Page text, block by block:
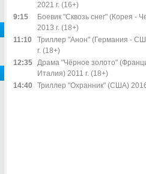
2021 г. (16+)
9:15
Боевик "Сквозь снег" (Корея -
2013 г. (18+)
11:10
Триллер "Анон" (Германия -
г. (18+)
12:35 Драма "Чёрное золото"
Италия) 2011 г. (18+)
14:40
Триллер "Охранник" (США)